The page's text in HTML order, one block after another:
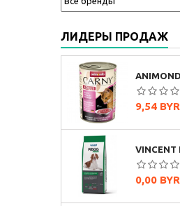
ЛИДЕРЫ ПРОДАЖ
Цена
9,54 BYR
Цена
0,00 BYR